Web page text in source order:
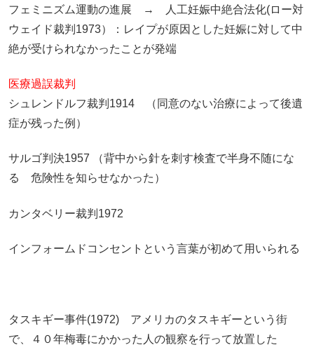
フェミニズム運動の進展 → 人工妊娠中絶合法化(ロー対
ウェイド裁判1973）：レイプが原因とした妊娠に対して中
絶が受けられなかったことが発端
医療過誤裁判
シュレンドルフ裁判1914 （同意のない治療によって後遺
症が残った例）
サルゴ判決1957 （背中から針を刺す検査で半身不随にな
る 危険性を知らせなかった）
カンタベリー裁判1972
インフォームドコンセントという言葉が初めて用いられる
タスキギー事件(1972) アメリカのタスキギーという街
で、４０年梅毒にかかった人の観察を行って放置した